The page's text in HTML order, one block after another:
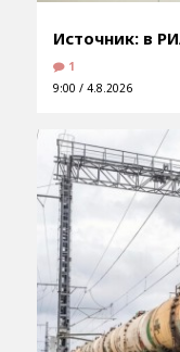
Источник: в
1
9:00 / 4.8.2026